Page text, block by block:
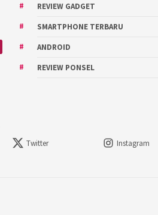
REVIEW GADGET
SMARTPHONE TERBARU
ANDROID
REVIEW PONSEL
Twitter Instagram